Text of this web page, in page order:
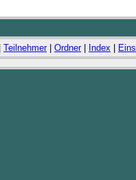
Teilnehmer| Ordner| Index